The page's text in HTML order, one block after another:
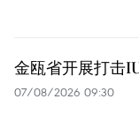
金瓯省开展打击
07/08/2026 09:30